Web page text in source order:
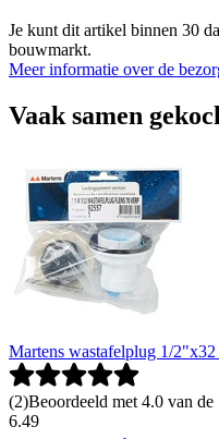
Je kunt dit artikel binnen 30
bouwmarkt.
Meer informatie over de
Vaak samen
Martens wastafelplug 1/2"x32
(2)Beoordeeld met 4.0 van
6.49